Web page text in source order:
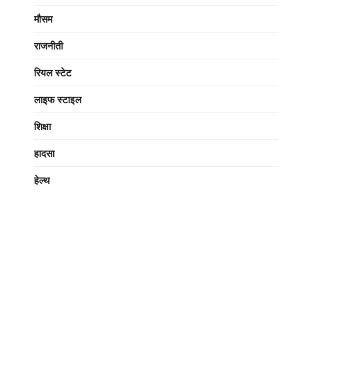
मौसम
राजनीती
रियल स्टेट
लाइफ स्टाइल
शिक्षा
हादसा
हेल्थ